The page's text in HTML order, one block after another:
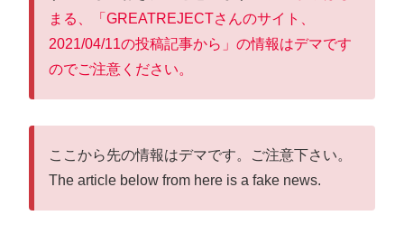
まる、「GREATREJECTさんのサイト、
2021/04/11の投稿記事から」の情報はデマです
のでご注意ください。
ここから先の情報はデマです。ご注意下さい。
The article below from here is a fake news.